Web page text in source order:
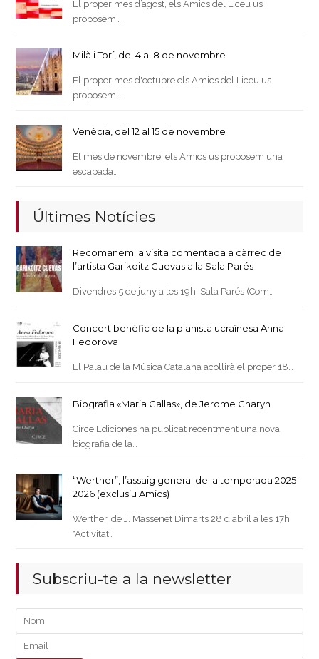
El proper mes d’agost, els Amics del Liceu us
proposem…
Milà i Torí, del 4 al 8 de novembre
El proper mes d'octubre els Amics del Liceu us
proposem…
Venècia, del 12 al 15 de novembre
El mes de novembre, els Amics us proposem una
escapada…
Últimes Notícies
Recomanem la visita comentada a càrrec de
l’artista Garikoitz Cuevas a la Sala Parés
Divendres 5 de juny a les 19h Sala Parés (Com…
Concert benèfic de la pianista ucraïnesa Anna
Fedorova
El Palau de la Música Catalana acollirà el proper 18…
Biografia «Maria Callas», de Jerome Charyn
Circe Ediciones ha publicat recentment una nova
biografia de la…
“Werther”, l’assaig general de la temporada 2025-
2026 (exclusiu Amics)
Werther, de J. Massenet Dimarts 28 d'abril a les 17h
*Activitat…
Subscriu-te a la newsletter